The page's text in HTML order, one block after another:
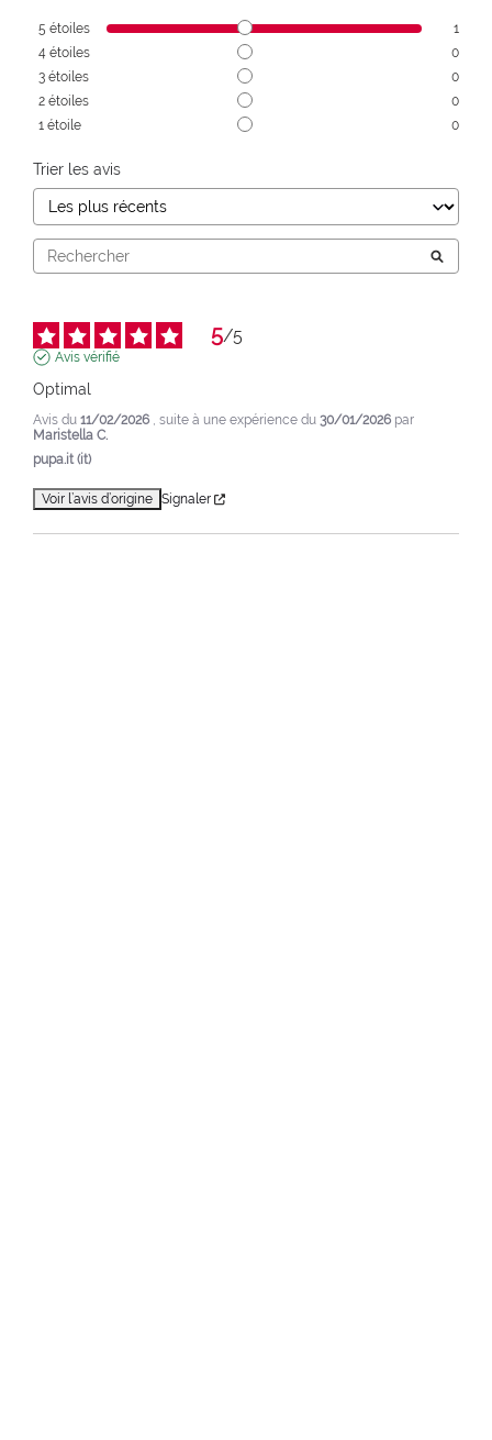
5 étoiles
1
4 étoiles
0
3 étoiles
0
2 étoiles
0
1 étoile 0
Trier les avis
5/5
Avis vérifié
Optimal
Avis du 11/02/2026 , suite à une expérience du 30/01/2026 par
Maristella C.
pupa.it (it)
Voir l’avis d’origine Signaler